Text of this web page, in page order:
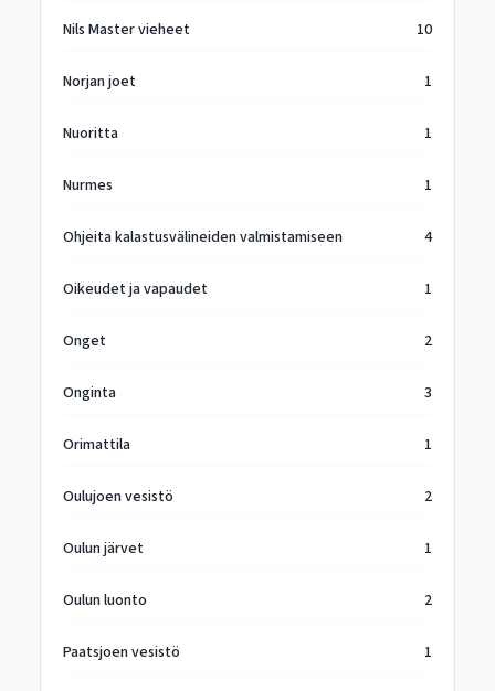
Nils Master vieheet 10
Norjan joet 1
Nuoritta 1
Nurmes 1
Ohjeita kalastusvälineiden valmistamiseen 4
Oikeudet ja vapaudet 1
Onget 2
Onginta 3
Orimattila 1
Oulujoen vesistö 2
Oulun järvet 1
Oulun luonto 2
Paatsjoen vesistö 1